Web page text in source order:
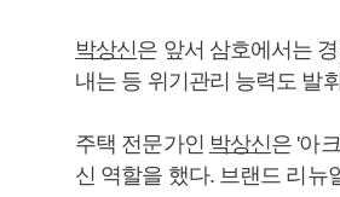
박상신은 앞서 삼호에서는
내는 등 위기관리 능력도 발
주택 전문가인 박상신은 '아
신 역할을 했다. 브랜드 리뉴